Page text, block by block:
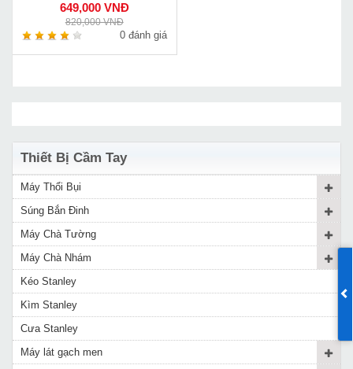
649,000 VNĐ
820,000 VNĐ
0 đánh giá
Thiết Bị Cầm Tay
Máy Thổi Bụi
Súng Bắn Đinh
Máy Chà Tường
Máy Chà Nhám
Kéo Stanley
Kìm Stanley
Cưa Stanley
Máy lát gạch men